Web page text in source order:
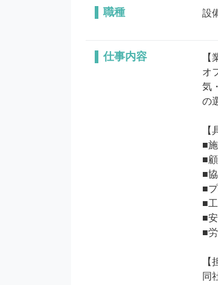
職種 設
仕事内容
【
オ
気
の
【
■
■
■
■
■
■
■
【
同